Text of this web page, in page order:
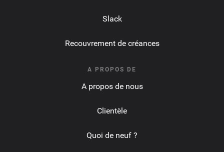
Slack
Recouvrement de créances
A PROPOS DE
A propos de nous
Clientèle
Quoi de neuf ?